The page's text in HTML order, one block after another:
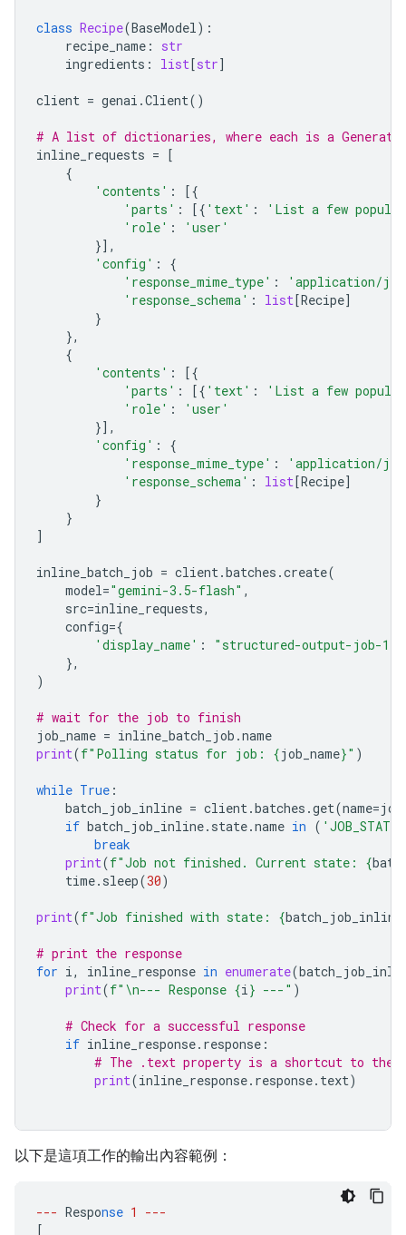
class Recipe(BaseModel):
recipe_name :
str
ingredients : list[str]
client = genai .Client()
# A list of dictionaries, where each is a
inline_requests = [
{
'contents' :
[{
'parts' : [{ 'text' :
'List a few
'role' :
'user'
}],
'config' :
{
'response_mime_type' :
'application/
'response_schema' : list[Recipe]
}
},
{
'contents' :
[{
'parts' : [{ 'text' :
'List a few
'role' :
'user'
}],
'config' :
{
'response_mime_type' :
'application/
'response_schema' : list[Recipe]
}
}
]
inline_batch_job = client.batches .create(
model="gemini-3.5-flash" ,
src=inline_requests,
config={
'display_name' :
"structured-output-job-1"
},
)
# wait for the job to finish
job_name = inline_batch_job .name
print(f"Polling status for job: {job_name}" )
while True :
batch_job_inline = client.batches .get(name=
if batch_job_inline. state.name in (
break
print(f"Job not finished. Current state: {
time. sleep(30)
print(f"Job finished with state: {batch_job_inline
# print the response
for i, inline_response in enumerate(
print(f" \n--- Response {i} ---" )
# Check for a successful response
if inline_response. response :
# The .text property is a shortcut to the
print(inline_response. response. text)
以下是這項工作的輸出內容範例：
--- Response 1
---
[